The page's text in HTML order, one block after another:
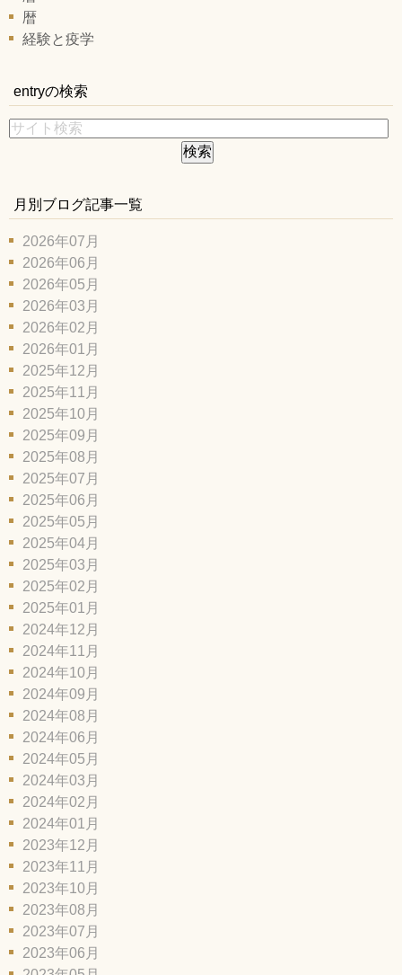
暦
経験と疫学
entryの検索
月別ブログ記事一覧
2026年07月
2026年06月
2026年05月
2026年03月
2026年02月
2026年01月
2025年12月
2025年11月
2025年10月
2025年09月
2025年08月
2025年07月
2025年06月
2025年05月
2025年04月
2025年03月
2025年02月
2025年01月
2024年12月
2024年11月
2024年10月
2024年09月
2024年08月
2024年06月
2024年05月
2024年03月
2024年02月
2024年01月
2023年12月
2023年11月
2023年10月
2023年08月
2023年07月
2023年06月